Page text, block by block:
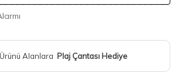
Alanlara Plaj Çantası Hediye